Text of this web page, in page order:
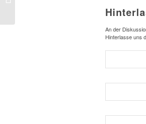
An der
Hinterlasse uns